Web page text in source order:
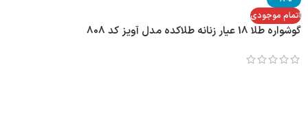
اتمام موجودی
گوشواره طلا 18 عیار زنانه طلاکده مدل آویز کد 808